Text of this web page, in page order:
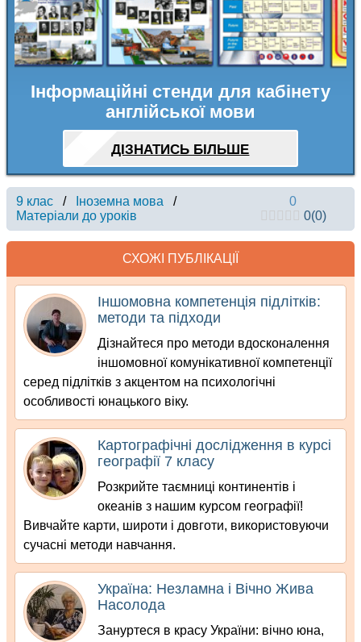
Інформаційні стенди для кабінету
англійської мови
ДІЗНАТИСЬ БІЛЬШЕ
9 клас / Іноземна мова
/
Матеріали до уроків
0
0(0)
СХОЖІ ПУБЛІКАЦІЇ
Іншомовна компетенція підлітків:
методи та підходи
Дізнайтеся про методи вдосконалення
іншомовної комунікативної компетенції
серед підлітків з акцентом на психологічні
особливості юнацького віку.
Картографічні дослідження в курсі
географії 7 класу
Розкрийте таємниці континентів і
океанів з нашим курсом географії!
Вивчайте карти, широти і довготи, використовуючи
сучасні методи навчання.
Україна: Незламна і Вічно Жива
Насолода
Зануртеся в красу України: вічно юна,